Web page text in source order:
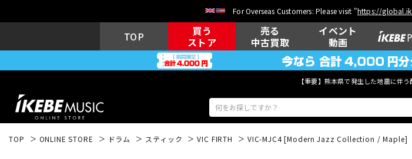
For Overseas Customers: Please visit "https://
TOP
買う
ストア
売る
中古買取
イベント
動画
【重要】熊本県で発生した地震に伴
TOP ONLINE STORE ドラム スティック VIC FIRTH VIC-MJC4 [Modern Jazz Collection / Maple]